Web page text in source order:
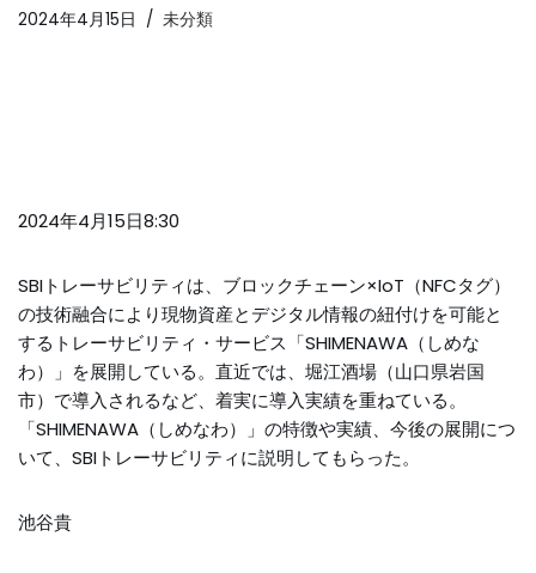
2024年4月15日 未分類
2024年4月15日8:30
SBIトレーサビリティは、ブロックチェーン×IoT（NFCタグ）
の技術融合により現物資産とデジタル情報の紐付けを可能と
するトレーサビリティ・サービス「SHIMENAWA（しめな
わ）」を展開している。直近では、堀江酒場（山口県岩国
市）で導入されるなど、着実に導入実績を重ねている。
「SHIMENAWA（しめなわ）」の特徴や実績、今後の展開につ
いて、SBIトレーサビリティに説明してもらった。
池谷貴